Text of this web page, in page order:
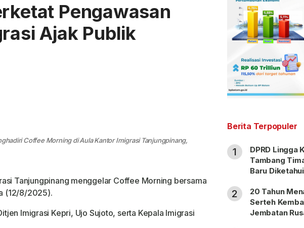
Pengawasan
Ajak Publik
Coffee Morning di Aula Kantor Imigrasi Tanjungpinang,
Tanjungpinang menggelar Coffee Morning bersama
(12/8/2025).
Imigrasi Kepri, Ujo Sujoto, serta Kepala Imigrasi
Berita Terpopuler
1
DPRD Lingga
Tambang
Baru
2
20 Tahun
Serteh
Jembatan